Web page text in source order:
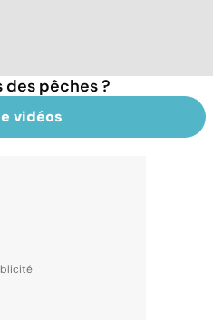
pêches ?
vidéos